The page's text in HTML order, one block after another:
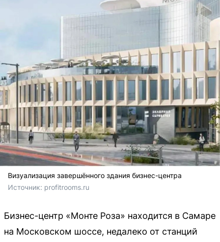
Визуализация завершённого здания бизнес-центра
Источник: profitrooms.ru
Бизнес-центр «Монте Роза» находится в Самаре
на Московском шоссе, недалеко от станций